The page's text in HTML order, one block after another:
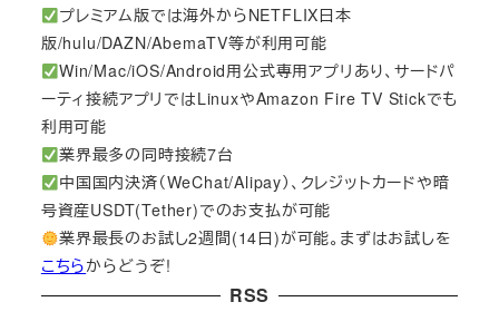
プレミアム版では海外からNETFLIX日本
版/hulu/DAZN/AbemaTV等が利用可能
Win/Mac/iOS/Android用公式専用アプリあり、サードパ
ーティ接続アプリではLinuxやAmazon Fire TV Stickでも
利用可能
業界最多の同時接続7台
中国国内決済（WeChat/Alipay）、クレジットカードや暗
号資産USDT(Tether)でのお支払が可能
業界最長のお試し2週間(14日)が可能。まずはお試しを
こちらからどうぞ!
RSS